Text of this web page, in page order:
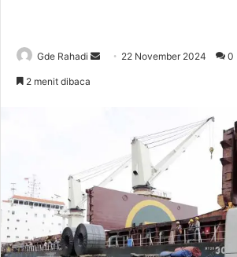
Gde Rahadi
m
i
l
22 November 2024 0
2 menit dibaca